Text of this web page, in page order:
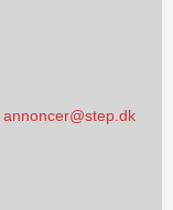
annoncer@step.dk